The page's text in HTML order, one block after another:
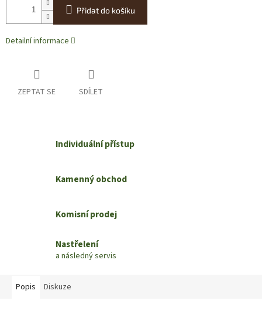
Přidat do košíku
Detailní informace
ZEPTAT SE SDÍLET
Individuální přístup
Kamenný obchod
Komisní prodej
Nastřelení
a následný servis
Popis Diskuze